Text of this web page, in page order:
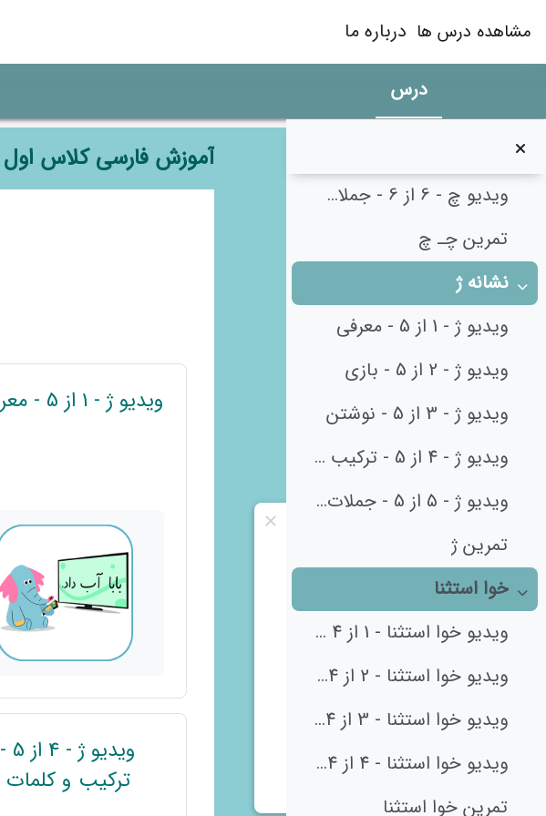
مشاهده درس ها درباره ما
درس
ویدیو چ - 3 از 6 - بازی
ویدیو چ - 6 از 6 - جملات و درک مطلب
تمرین چـ چ
جمع‌کردن
نشانه ژ
ویدیو ژ - 1 از 5 - معرفی
ویدیو ژ - 2 از 5 - بازی
ویدیو ژ - 3 از 5 - نوشتن
ویدیو ژ - 4 از 5 - ترکیب و کلمات
ویدیو ژ - 5 از 5 - جملات و درک مطلب
تمرین ژ
جمع‌کردن
خوا استثنا
ویدیو خوا استثنا - 1 از 4 - معرفی
ویدیو خوا استثنا - 2 از 4 - بازی
ویدیو خوا استثنا - 3 از 4 - کلمات
ویدیو خوا استثنا - 4 از 4 - جملات و درک مطلب
تمرین خوا استثنا
آموزش فارسی کلاس اول
ویدیو ژ - 1 از 5 - معرفی
ویدیو ژ - 4 از 5 -
ترکیب و کلمات